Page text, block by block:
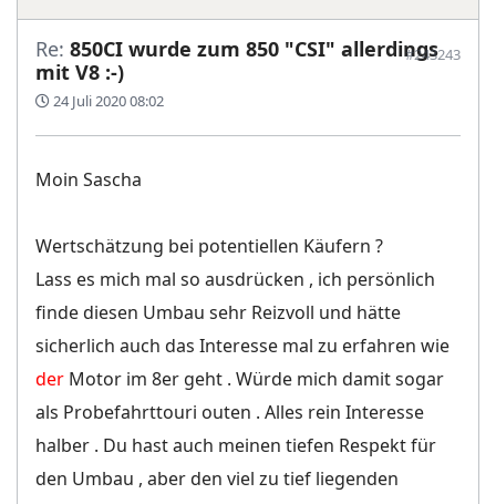
Re: 850CI wurde zum 850 "CSI" allerdings
mit V8 :-)
24 Juli 2020 08:02
#243243
Moin Sascha
Wertschätzung bei potentiellen Käufern ?
Lass es mich mal so ausdrücken , ich persönlich
finde diesen Umbau sehr Reizvoll und hätte
sicherlich auch das Interesse mal zu erfahren wie
der Motor im 8er geht . Würde mich damit sogar
als Probefahrttouri outen . Alles rein Interesse
halber . Du hast auch meinen tiefen Respekt für
den Umbau , aber den viel zu tief liegenden